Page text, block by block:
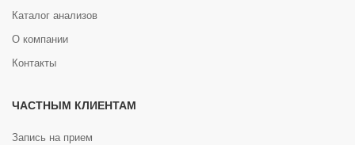
Каталог анализов
О компании
Контакты
ЧАСТНЫМ КЛИЕНТАМ
Запись на прием